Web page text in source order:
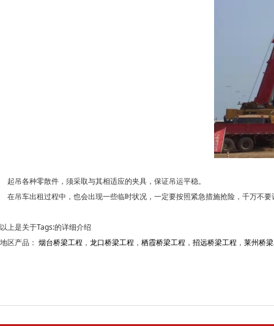
起吊各种零散件，须采取与其相适应的夹具，保证吊运平稳。
在吊车出租过程中，也会出现一些临时状况，一定要按照紧急措施抢险，千万不
以上是关于Tags:的详细介绍
地区产品： 烟台桥梁工程 ， 龙口桥梁工程 ， 栖霞桥梁工程 ， 招远桥梁工程 ， 莱州桥